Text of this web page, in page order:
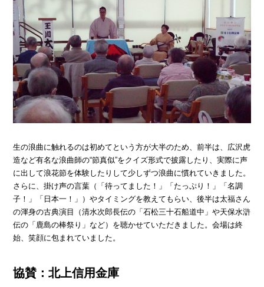
生の浪曲に触れるのは初めてという方が大半のため、前半は、広沢虎
造など有名な浪曲師の“節真似”をクイズ形式で披露したり、実際に声
に出して浪花節を体験したりして少しずつ浪曲に慣れていきました。
さらに、掛け声の言葉（「待ってました！」「たっぷり！」「名調
子！」「日本一！」）やタイミングを教えてもらい、後半は太福さん
の渾身の古典演目（清水次郎長伝の「石松三十石船道中」や天保水滸
伝の「鹿島の棒祭り」など）を聴かせていただきました。会場は終
始、笑顔に包まれていました。
協賛：北上信用金庫